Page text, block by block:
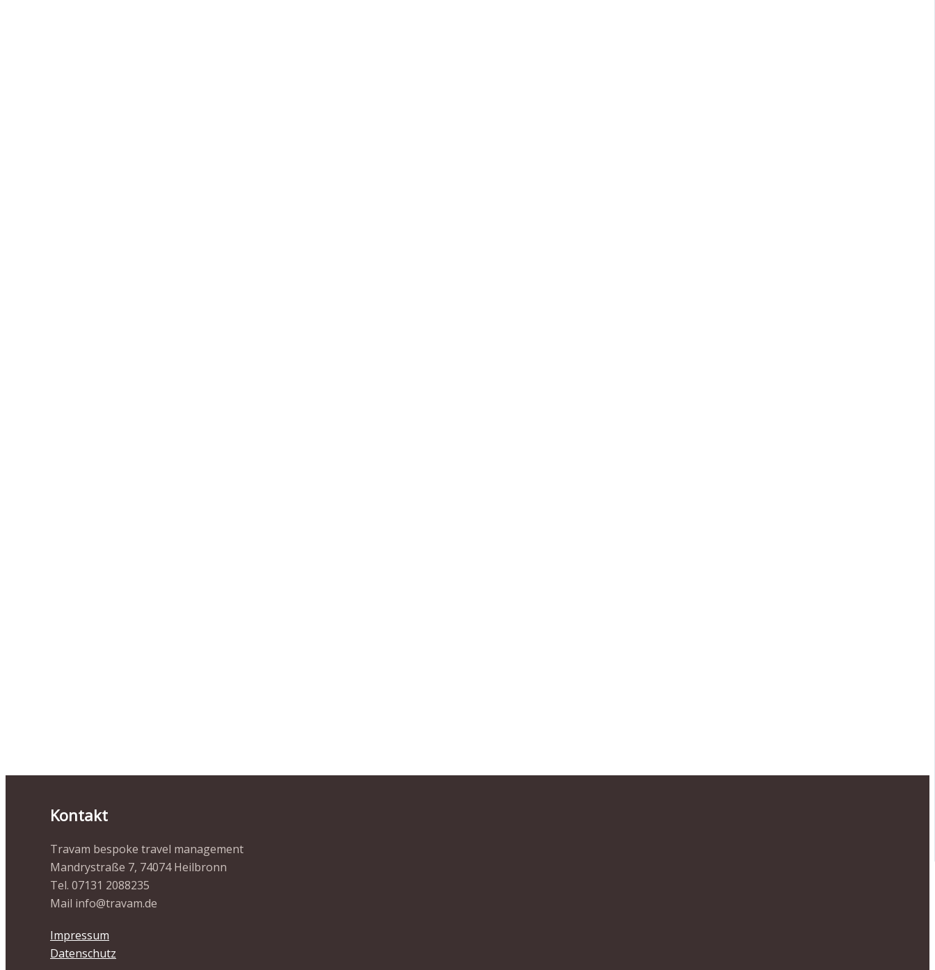
Kontakt
Travam bespoke travel management
Mandrystraße 7, 74074 Heilbronn
Tel. 07131 2088235
Mail info@travam.de
Impressum
Datenschutz